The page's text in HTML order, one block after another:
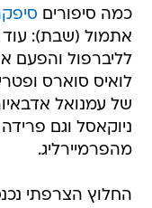
כמה סיפורים
אתמול (שבת): עוד
לליברפול והפעם
לואיס סוארס
ניוקאסל וגם
מהפרמיירליג.
החלוץ הצרפתי